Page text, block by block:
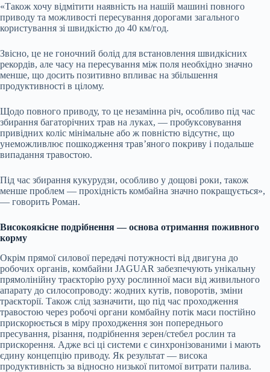
«Також хочу відмітити наявність на нашій машині повного
приводу та можливості пересування дорогами загального
користування зі швидкістю до 40 км/год.
Звісно, це не гоночний болід для встановлення швидкісних
рекордів, але часу на пересування між поля необхідно значно
менше, що досить позитивно впливає на збільшення
продуктивності в цілому.
Щодо повного приводу, то це незамінна річ, особливо під час
збирання багаторічних трав на луках, — пробуксовування
привідних коліс мінімальне або ж повністю відсутнє, що
унеможливлює пошкодження трав’яного покриву і подальше
випадання травостою.
Під час збирання кукурудзи, особливо у дощові роки, також
менше проблем — прохідність комбайна значно покращується»,
— говорить Роман.
Високоякісне подрібнення — основа отримання поживного
корму
Окрім прямої силової передачі потужності від двигуна до
робочих органів, комбайни JAGUAR забезпечують унікальну
прямолінійну траєкторію руху рослинної маси від живильного
апарату до силосопроводу: жодних кутів, поворотів, зміни
траєкторії. Також слід зазначити, що під час проходження
травостою через робочі органи комбайну потік маси постійно
прискорюється в міру проходження зон попереднього
пресування, різання, подрібнення зерен/стебел рослин та
прискорення. Адже всі ці системи є синхронізованими і мають
єдину концепцію приводу. Як результат — висока
продуктивність за відносно низької питомої витрати палива.